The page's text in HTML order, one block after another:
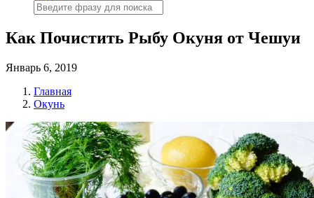
Как Почистить Рыбу Окуня от Чешуи
Январь 6, 2019
Главная
Окунь